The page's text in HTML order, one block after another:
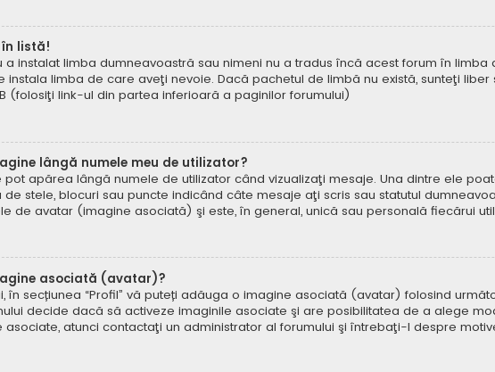
în listă!
a instalat limba dumneavoastră sau nimeni nu a tradus încă acest forum în
instala limba de care aveţi nevoie. Dacă pachetul de limbă nu există, sunteţi
(folosiţi link-ul din partea inferioară a paginilor forumului)
lângă numele meu de utilizator?
pot apărea lângă numele de utilizator când vizualizaţi mesaje. Una dintre ele
stele, blocuri sau puncte indicând câte mesaje aţi scris sau statutul
de avatar (imagine asociată) şi este, în general, unică sau personală fiecărui
asociată (avatar)?
în secțiunea “Profil” vă puteți adăuga o imagine asociată (avatar) folosind
decide dacă să activeze imaginile asociate şi are posibilitatea de a alege
asociate, atunci contactaţi un administrator al forumului şi întrebaţi-l despre